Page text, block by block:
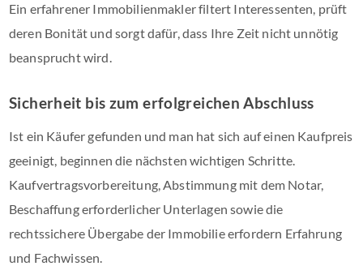
Ein erfahrener Immobilienmakler filtert Interessenten, prüft
deren Bonität und sorgt dafür, dass Ihre Zeit nicht unnötig
beansprucht wird.
Sicherheit bis zum erfolgreichen Abschluss
Ist ein Käufer gefunden und man hat sich auf einen Kaufpreis
geeinigt, beginnen die nächsten wichtigen Schritte.
Kaufvertragsvorbereitung, Abstimmung mit dem Notar,
Beschaffung erforderlicher Unterlagen sowie die
rechtssichere Übergabe der Immobilie erfordern Erfahrung
und Fachwissen.